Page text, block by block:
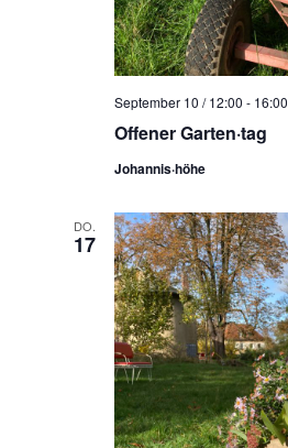
Offener Garten·tag
September 10 / 12:00 - 16:00
Johannis·höhe
DO.
17